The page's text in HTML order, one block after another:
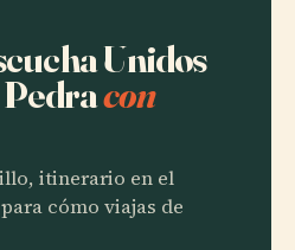
Unidos
con
itinerario en el
cómo viajas de